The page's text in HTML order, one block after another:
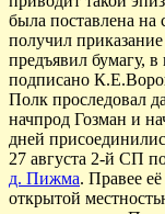
была поставлена
получил
предъявил бумагу,
подписано
Полк проследовал
начпрод Гозман и
дней
27 августа 2-й СП
д. Пижма. Правее
открытой